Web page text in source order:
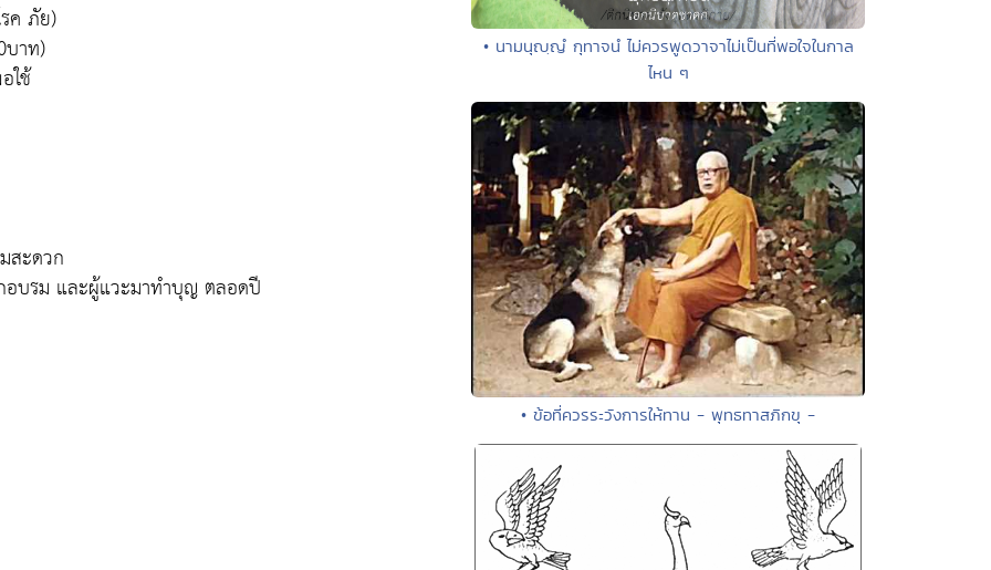
ค ภัย)
าท)
ใช้
สะดวก
อบรม และผู้แวะมาทำบุญ ตลอดปี
• นามนุญฺญํ กุทาจนํ ไม่ควรพูดวาจาไม่เป็นที่พอใจในกาล
ไหน ๆ
• ข้อที่ควรระวังการให้ทาน - พุทธทาสภิกขุ -